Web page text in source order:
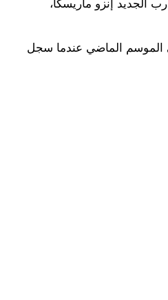
الجديد إنزو ماريسكا،
نوتنجهام في صيف 2024، وتألق بشكلٍ واضح في الموسم الماضي عندما سجل